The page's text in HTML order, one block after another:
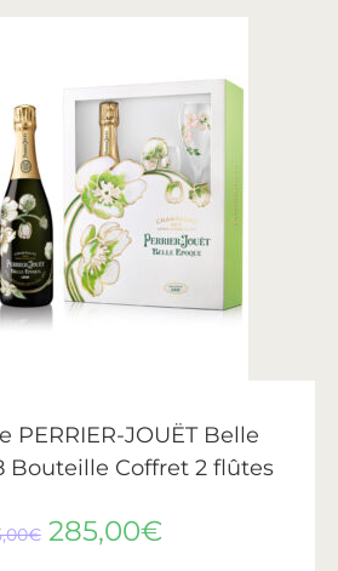
PERRIER-JOUËT Belle
Bouteille Coffret 2 flûtes
€ 285,00€